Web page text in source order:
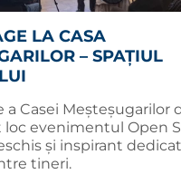
LA CASA
– SPAȚIUL
a Casei Meșteșugarilor
loc evenimentul Open
și inspirant dedicat
tineri.